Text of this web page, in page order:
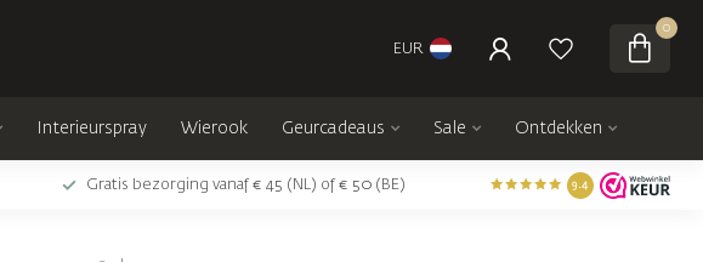
EUR
0
Interieurspray Wierook Geurcadeaus Sale Ontdekken
Gratis bezorging vanaf € 45 (NL) of € 50 (BE) 9.4